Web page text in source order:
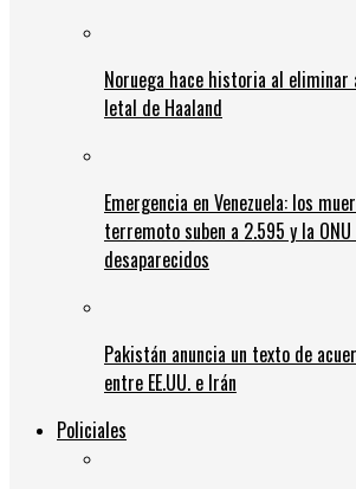
Noruega hace historia al eliminar
letal de Haaland
Emergencia en Venezuela: los
terremoto suben a 2.595 y la
desaparecidos
Pakistán anuncia un texto de
entre EE.UU. e Irán
Policiales